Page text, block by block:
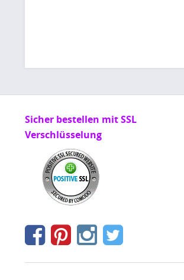
Sicher bestellen mit SSL
Verschlüsselung